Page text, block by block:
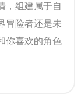
，组建属于自
冒险者还是未
你喜欢的角色